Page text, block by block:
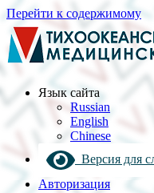
Перейти к содержимому
Язык cайта
Russian
English
Chinese
Версия для
Авторизация